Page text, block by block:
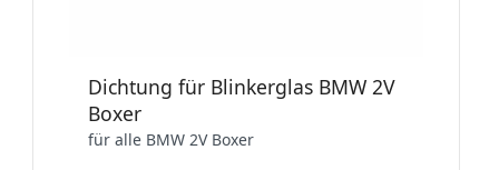
Dichtung für Blinkerglas BMW 2V
Boxer
für alle BMW 2V Boxer